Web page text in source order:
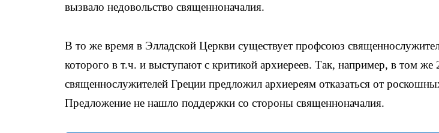
вызвало недовольство священноначалия.
В то же время в Элладской Церкви существует профсоюз
которого в т.ч. и выступают с критикой архиереев. Так, например, в том
священнослужителей Греции предложил архиереям отказаться от
Предложение не нашло поддержки со стороны священноначалия.